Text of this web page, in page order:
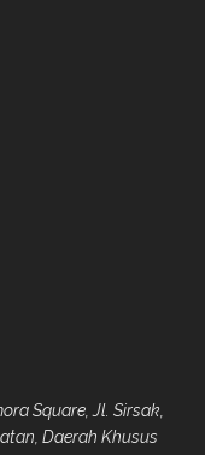
Square, Jl. Sirsak,
Daerah Khusus